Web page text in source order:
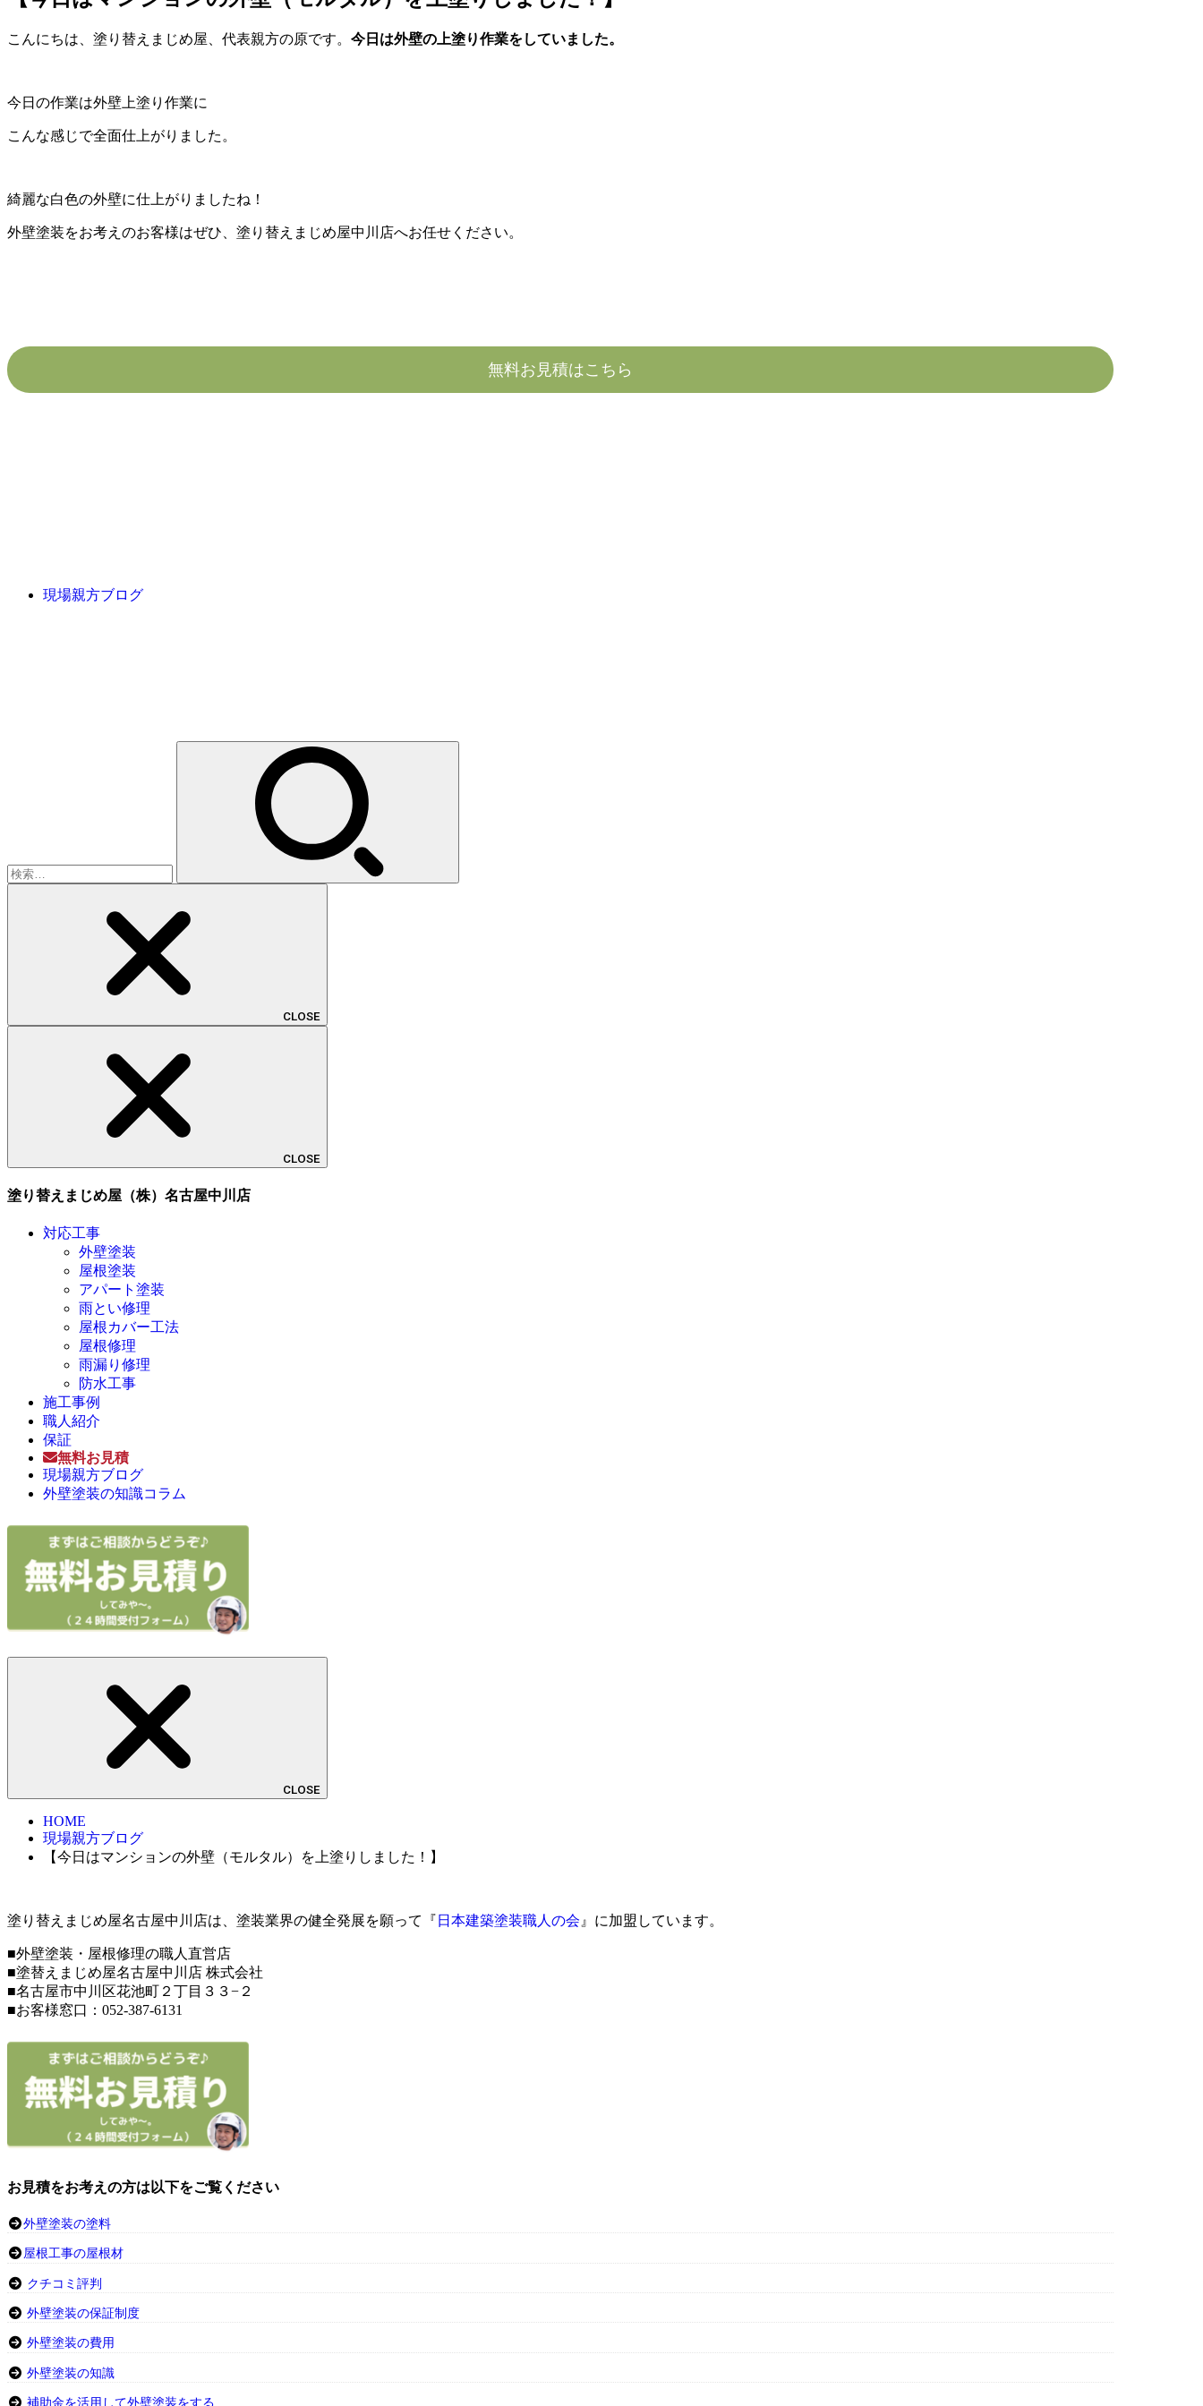
こんにちは、塗り替えまじめ屋、代表親方の原です。 今日は外壁の上塗り作業をしていました。
今日の作業は外壁上塗り作業に
こんな感じで全面仕上がりました。
綺麗な白色の外壁に仕上がりましたね！
外壁塗装をお考えのお客様はぜひ、塗り替えまじめ屋中川店へお任せください。
無料お見積はこちら
現場親方ブログ
CLOSE
CLOSE
塗り替えまじめ屋（株）名古屋中川店
対応工事
外壁塗装
屋根塗装
アパート塗装
雨とい修理
屋根カバー工法
屋根修理
雨漏り修理
防水工事
施工事例
職人紹介
保証
無料お見積
現場親方ブログ
外壁塗装の知識コラム
CLOSE
HOME
現場親方ブログ
【今日はマンションの外壁（モルタル）を上塗りしました！】
塗り替えまじめ屋名古屋中川店は、塗装業界の健全発展を願って『 日本建築塗装職人の会 』に加盟しています。
■外壁塗装・屋根修理の職人直営店
■塗替えまじめ屋名古屋中川店 株式会社
■名古屋市中川区花池町２丁目３３−２
■お客様窓口：052-387-6131
お見積をお考えの方は以下をご覧ください
外壁塗装の塗料
屋根工事の屋根材
クチコミ評判
外壁塗装の保証制度
外壁塗装の費用
外壁塗装の知識
補助金を活用して外壁塗装をする